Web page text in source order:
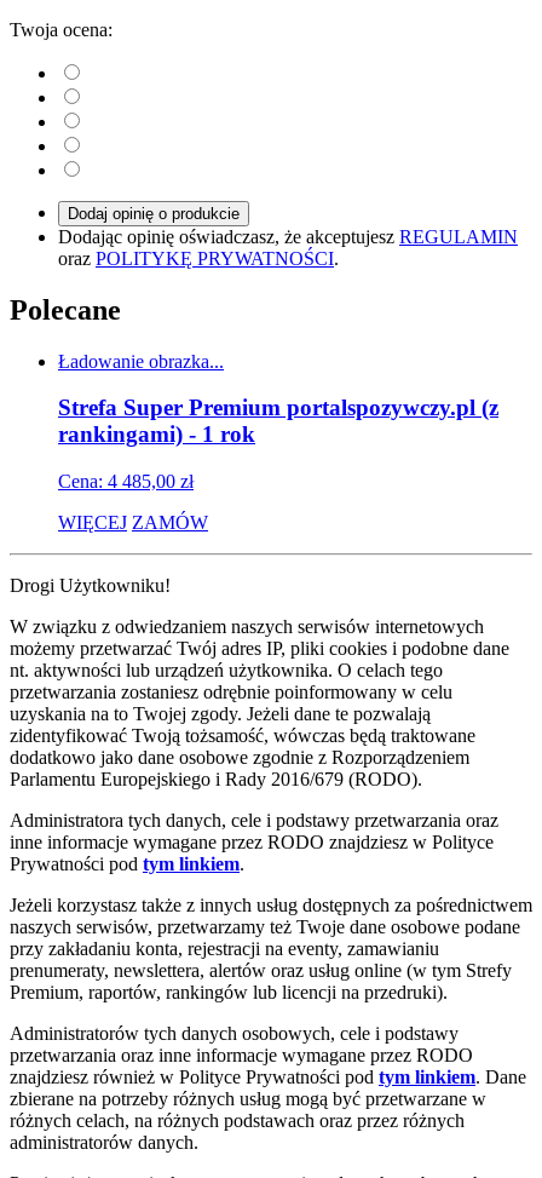
Twoja ocena:
Dodaj opinię o produkcie
Dodając opinię oświadczasz, że akceptujesz REGULAMIN
oraz POLITYKĘ PRYWATNOŚCI.
Polecane
Ładowanie obrazka...
Strefa Super Premium portalspozywczy.pl (z
rankingami) - 1 rok
Cena: 4 485,00 zł
WIĘCEJ ZAMÓW
Drogi Użytkowniku!
W związku z odwiedzaniem naszych serwisów internetowych
możemy przetwarzać Twój adres IP, pliki cookies i podobne dane
nt. aktywności lub urządzeń użytkownika. O celach tego
przetwarzania zostaniesz odrębnie poinformowany w celu
uzyskania na to Twojej zgody. Jeżeli dane te pozwalają
zidentyfikować Twoją tożsamość, wówczas będą traktowane
dodatkowo jako dane osobowe zgodnie z Rozporządzeniem
Parlamentu Europejskiego i Rady 2016/679 (RODO).
Administratora tych danych, cele i podstawy przetwarzania oraz
inne informacje wymagane przez RODO znajdziesz w Polityce
Prywatności pod tym linkiem.
Jeżeli korzystasz także z innych usług dostępnych za pośrednictwem
naszych serwisów, przetwarzamy też Twoje dane osobowe podane
przy zakładaniu konta, rejestracji na eventy, zamawianiu
prenumeraty, newslettera, alertów oraz usług online (w tym Strefy
Premium, raportów, rankingów lub licencji na przedruki).
Administratorów tych danych osobowych, cele i podstawy
przetwarzania oraz inne informacje wymagane przez RODO
znajdziesz również w Polityce Prywatności pod tym linkiem. Dane
zbierane na potrzeby różnych usług mogą być przetwarzane w
różnych celach, na różnych podstawach oraz przez różnych
administratorów danych.